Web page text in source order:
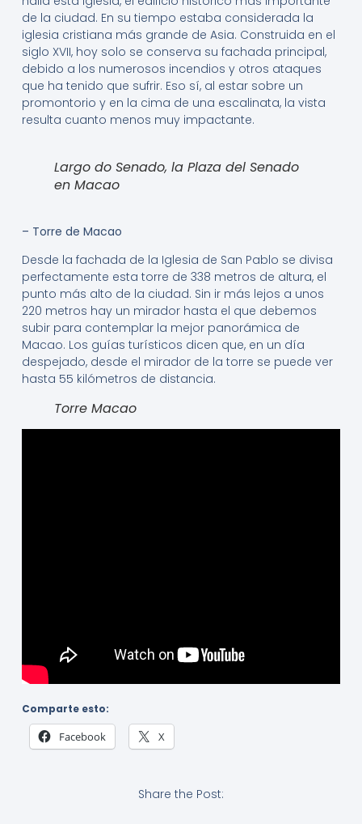
de la ciudad. En su tiempo estaba considerada la
iglesia cristiana más grande de Asia. Construida en el
siglo XVII, hoy solo se conserva su fachada principal,
debido a los numerosos incendios y otros ataques
que ha tenido que sufrir. Eso sí, al estar sobre un
promontorio y en la cima de una escalinata, la vista
resulta cuanto menos muy impactante.
Largo do Senado, la Plaza del Senado
en Macao
– Torre de Macao
Desde la fachada de la Iglesia de San Pablo se divisa
perfectamente esta torre de 338 metros de altura, el
punto más alto de la ciudad. Sin ir más lejos a unos
220 metros hay un mirador hasta el que debemos
subir para contemplar la mejor panorámica de
Macao. Los guías turísticos dicen que, en un día
despejado, desde el mirador de la torre se puede ver
hasta 55 kilómetros de distancia.
Torre Macao
Comparte esto:
Facebook X
Share the Post: